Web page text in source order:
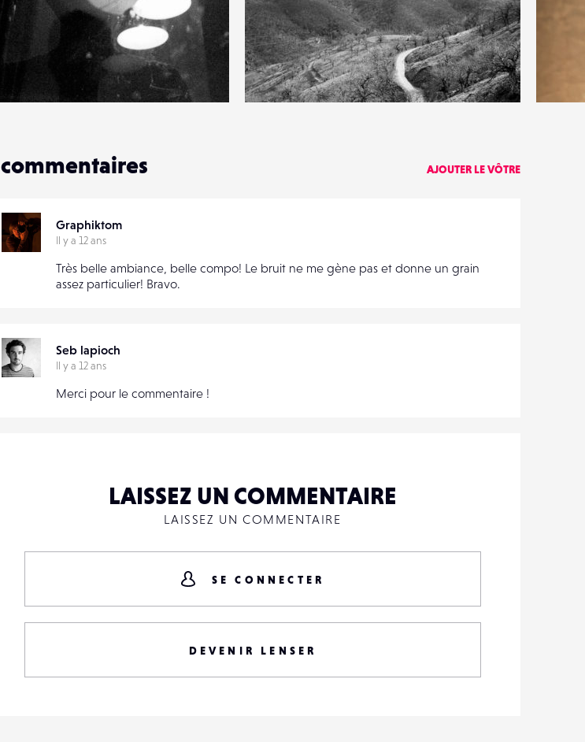
16
3
18
commentaires AJOUTER LE VÔTRE
Graphiktom
Il y a 12 ans
Très belle ambiance, belle compo! Le bruit ne me gène pas et donne un grain
assez particulier! Bravo.
Seb lapioch
Il y a 12 ans
Merci pour le commentaire !
LAISSEZ UN COMMENTAIRE
LAISSEZ UN COMMENTAIRE
SE CONNECTER
DEVENIR LENSER